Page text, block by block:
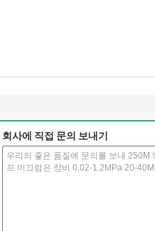
회사에 직접 문의 보내기